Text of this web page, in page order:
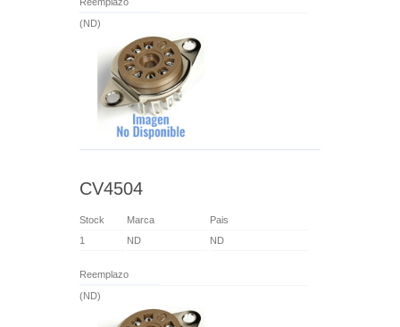
(ND)
CV4504
Stock Marca
Pais
1
ND ND
Reemplazo
(ND)